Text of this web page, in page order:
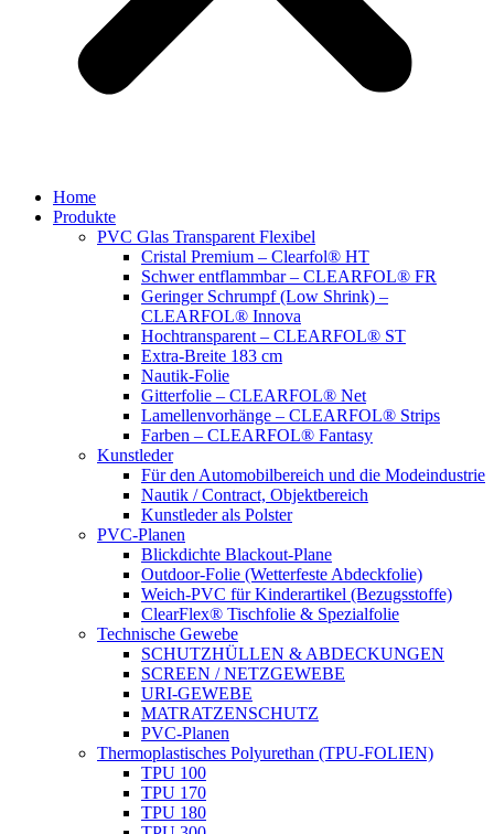
Home
Produkte
PVC Glas Transparent Flexibel
Cristal Premium – Clearfol® HT
Schwer entflammbar – CLEARFOL® FR
Geringer Schrumpf (Low Shrink) –
CLEARFOL® Innova
Hochtransparent – CLEARFOL® ST
Extra-Breite 183 cm
Nautik-Folie
Gitterfolie – CLEARFOL® Net
Lamellenvorhänge – CLEARFOL® Strips
Farben – CLEARFOL® Fantasy
Kunstleder
Für den Automobilbereich und die Modeindustrie
Nautik / Contract, Objektbereich
Kunstleder als Polster
PVC-Planen
Blickdichte Blackout-Plane
Outdoor-Folie (Wetterfeste Abdeckfolie)
Weich-PVC für Kinderartikel (Bezugsstoffe)
ClearFlex® Tischfolie & Spezialfolie
Technische Gewebe
SCHUTZHÜLLEN & ABDECKUNGEN
SCREEN / NETZGEWEBE
URI-GEWEBE
MATRATZENSCHUTZ
PVC-Planen
Thermoplastisches Polyurethan (TPU-FOLIEN)
TPU 100
TPU 170
TPU 180